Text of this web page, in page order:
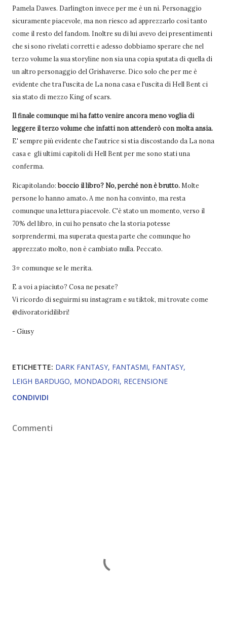
Pamela Dawes. Darlington invece per me è un nì. Personaggio
sicuramente piacevole, ma non riesco ad apprezzarlo così tanto
come il resto del fandom. Inoltre su di lui avevo dei presentimenti
che si sono rivelati corretti e adesso dobbiamo sperare che nel
terzo volume la sua storyline non sia una copia sputata di quella di
un altro personaggio del Grishaverse. Dico solo che per me è
evidente che tra l'uscita de La nona casa e l'uscita di Hell Bent ci
sia stato di mezzo King of scars.
Il finale comunque mi ha fatto venire ancora meno voglia di
leggere il terzo volume che infatti non attenderò con molta ansia.
E' sempre più evidente che l'autrice si stia discostando da La nona
casa e gli ultimi capitoli di Hell Bent per me sono stati una
conferma.
Ricapitolando: boccio il libro? No, perché non è brutto. Molte
persone lo hanno amato.A me non ha convinto, ma resta
comunque una lettura piacevole. C'è stato un momento, verso il
70% del libro, in cui ho pensato che la storia potesse
sorprendermi, ma superata questa parte che comunque ho
apprezzato molto, non è cambiato nulla. Peccato.
3⭐ comunque se le merita.
E a voi a piaciuto? Cosa ne pesate?
Vi ricordo di seguirmi su instagram e su tiktok, mi trovate come
@divoratoridilibri!
- Giusy
ETICHETTE: DARK FANTASY FANTASMI FANTASY
LEIGH BARDUGO MONDADORI RECENSIONE
CONDIVIDI
Commenti